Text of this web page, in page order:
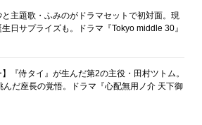
主題歌・ふみのがドラマセットで初対面。現
日サプライズも。ドラマ『Tokyo middle 30』
】『侍タイ』が生んだ第2の主役・田村ツトム。
んだ座長の覚悟。ドラマ『心配無用ノ介 天下御